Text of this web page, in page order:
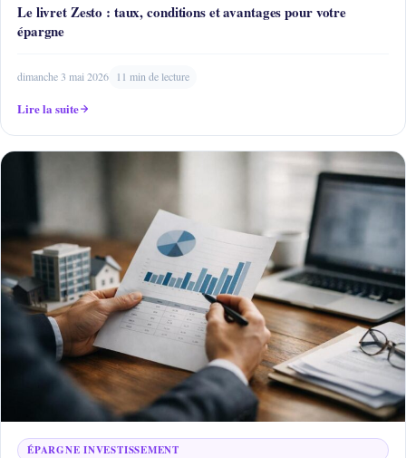
Le livret Zesto : taux, conditions et avantages pour votre
épargne
dimanche 3 mai 2026 11 min de lecture
Lire la suite
ÉPARGNE INVESTISSEMENT